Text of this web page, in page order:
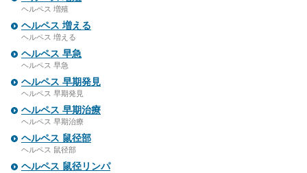
ヘルペス 増殖
ヘルペス 増える
ヘルペス 増える
ヘルペス 早急
ヘルペス 早急
ヘルペス 早期発見
ヘルペス 早期発見
ヘルペス 早期治療
ヘルペス 早期治療
ヘルペス 鼠径部
ヘルペス 鼠径部
ヘルペス 鼠径リンパ